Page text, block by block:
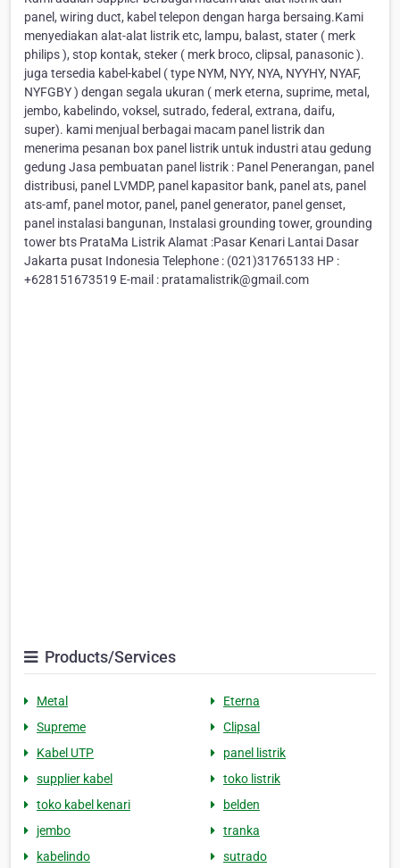
panel, wiring duct, kabel telepon dengan harga bersaing.Kami
menyediakan alat-alat listrik etc, lampu, balast, stater ( merk
philips ), stop kontak, steker ( merk broco, clipsal, panasonic ).
juga tersedia kabel-kabel ( type NYM, NYY, NYA, NYYHY, NYAF,
NYFGBY ) dengan segala ukuran ( merk eterna, suprime, metal,
jembo, kabelindo, voksel, sutrado, federal, extrana, daifu,
super). kami menjual berbagai macam panel listrik dan
menerima pesanan box panel listrik untuk industri atau gedung
gedung Jasa pembuatan panel listrik : Panel Penerangan, panel
distribusi, panel LVMDP, panel kapasitor bank, panel ats, panel
ats-amf, panel motor, panel, panel generator, panel genset,
panel instalasi bangunan, Instalasi grounding tower, grounding
tower bts PrataMa Listrik Alamat :Pasar Kenari Lantai Dasar
Jakarta pusat Indonesia Telephone : (021)31765133 HP :
+628151673519 E-mail : pratamalistrik@gmail.com
Products/Services
Metal
Eterna
Supreme
Clipsal
Kabel UTP
panel listrik
supplier kabel
toko listrik
toko kabel kenari
belden
jembo
tranka
kabelindo
sutrado